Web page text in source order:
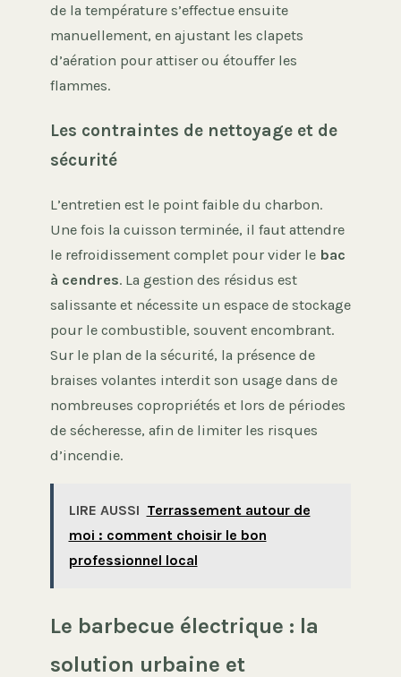
de la température s’effectue ensuite
manuellement, en ajustant les clapets
d’aération pour attiser ou étouffer les
flammes.
Les contraintes de nettoyage et de
sécurité
L’entretien est le point faible du charbon.
Une fois la cuisson terminée, il faut attendre
le refroidissement complet pour vider le bac
à cendres. La gestion des résidus est
salissante et nécessite un espace de stockage
pour le combustible, souvent encombrant.
Sur le plan de la sécurité, la présence de
braises volantes interdit son usage dans de
nombreuses copropriétés et lors de périodes
de sécheresse, afin de limiter les risques
d’incendie.
LIRE AUSSI Terrassement autour de
moi : comment choisir le bon
professionnel local
Le barbecue électrique : la
solution urbaine et